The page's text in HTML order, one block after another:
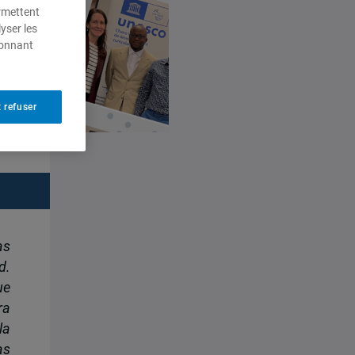
les
refuser